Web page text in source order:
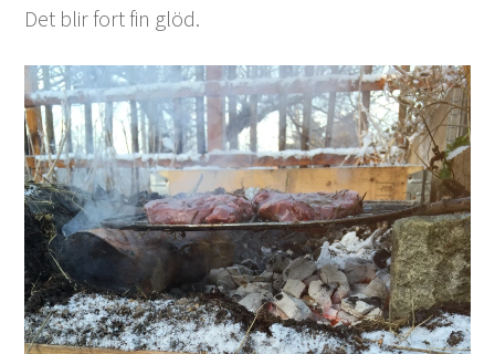
Det blir fort fin glöd.